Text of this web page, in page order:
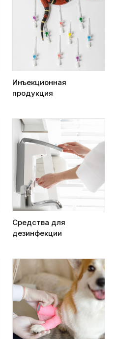
Инъекционная
продукция
Средства для
дезинфекции